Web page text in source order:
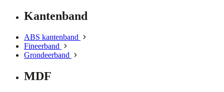
Kantenband
ABS kantenband
Fineerband
Grondeerband
MDF